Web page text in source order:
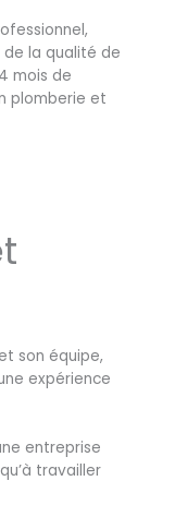
de la qualité de
mois de
plomberie et
son équipe,
expérience
entreprise
travailler